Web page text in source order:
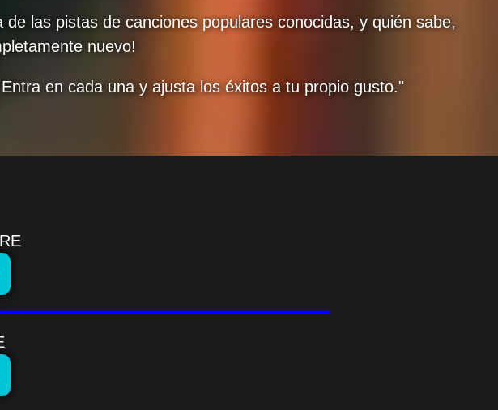
las pistas de canciones populares conocidas, y quién sabe,
nuevo!
en cada una y ajusta los éxitos a tu propio gusto."